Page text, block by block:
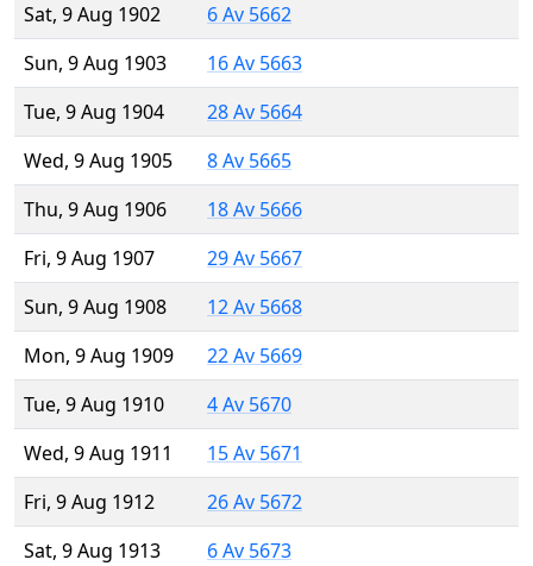
Sat, 9 Aug 1902
6 Av 5662
Sun, 9 Aug 1903
16 Av 5663
Tue, 9 Aug 1904
28 Av 5664
Wed, 9 Aug 1905
8 Av 5665
Thu, 9 Aug 1906
18 Av 5666
Fri, 9 Aug 1907
29 Av 5667
Sun, 9 Aug 1908
12 Av 5668
Mon, 9 Aug 1909
22 Av 5669
Tue, 9 Aug 1910
4 Av 5670
Wed, 9 Aug 1911
15 Av 5671
Fri, 9 Aug 1912
26 Av 5672
Sat, 9 Aug 1913
6 Av 5673